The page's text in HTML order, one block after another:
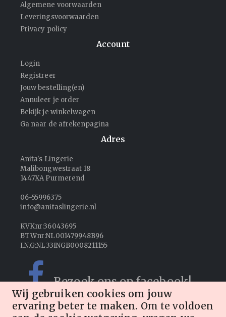
Wij gebruiken cookies om jouw
ervaring beter te maken. Om te voldoen
Algemene voorwaarden
Leveringsvoorwaarden
Privacy policy
Account
Login
Registreer
Jouw bestelling(en)
Annuleer je order
Bekijk je winkelwagen
Ga naar de afrekenpagina
Adres
Anita's Lingerie
Malibongwestraat 18
1447XA Purmerend
06-55996375
info@anitaslingerie.nl
KVKnr:36043695
BTWnr:NL001479948B96
I.N.G:NL33INGB0008211155
Bezoek ons op facebook!
Volg ons op Instagram!